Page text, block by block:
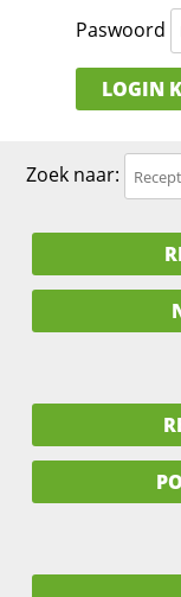
Paswoord
LOGIN
Zoek naar: